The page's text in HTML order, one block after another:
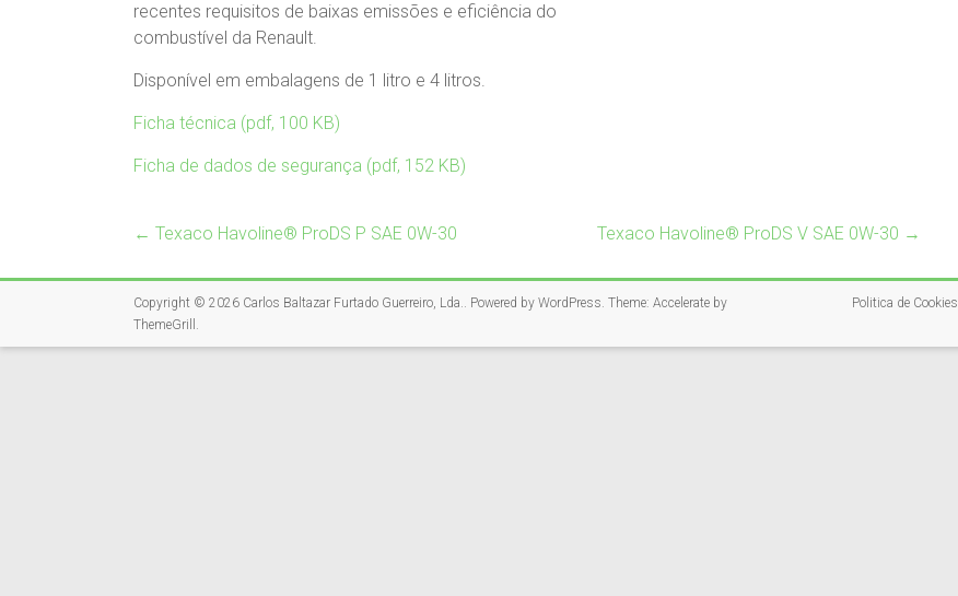
recentes requisitos de baixas emissões e eficiência do
combustível da Renault.
Disponível em embalagens de 1 litro e 4 litros.
Ficha técnica (pdf, 100 KB)
Ficha de dados de segurança (pdf, 152 KB)
← Texaco Havoline® ProDS P SAE 0W-30 Texaco Havoline® ProDS V SAE 0W-30 →
Copyright © 2026 Carlos Baltazar Furtado Guerreiro, Lda.. Powered by WordPress. Theme: Accelerate by
ThemeGrill .
Politica de Cookies